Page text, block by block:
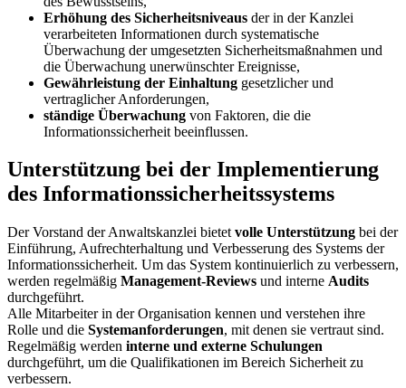
Erhöhung des Sicherheitsniveaus der in der Kanzlei
verarbeiteten Informationen durch systematische
Überwachung der umgesetzten Sicherheitsmaßnahmen und
die Überwachung unerwünschter Ereignisse,
Gewährleistung der Einhaltung gesetzlicher und
vertraglicher Anforderungen,
ständige Überwachung von Faktoren, die die
Informationssicherheit beeinflussen.
Unterstützung bei der Implementierung
des Informationssicherheitssystems
Der Vorstand der Anwaltskanzlei bietet volle Unterstützung bei der
Einführung, Aufrechterhaltung und Verbesserung des Systems der
Informationssicherheit. Um das System kontinuierlich zu verbessern,
werden regelmäßig Management-Reviews und interne Audits
durchgeführt.
Alle Mitarbeiter in der Organisation kennen und verstehen ihre
Rolle und die Systemanforderungen, mit denen sie vertraut sind.
Regelmäßig werden interne und externe Schulungen
durchgeführt, um die Qualifikationen im Bereich Sicherheit zu
verbessern.